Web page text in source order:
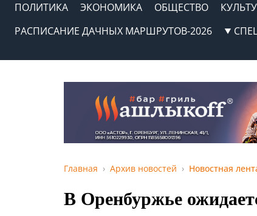
ПОЛИТИКА
ЭКОНОМИКА ОБЩЕСТВО
РАСПИСАНИЕ ДАЧНЫХ МАРШРУТОВ-2026
Главная Архив новостей Новостная
В Оренбуржье